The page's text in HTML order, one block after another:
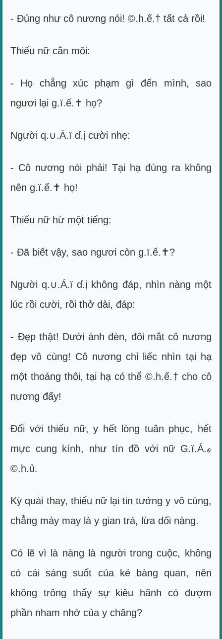
- Đúng như cô nương nói! ©.h.ế.† tất cả rồi!
Thiếu nữ cắn môi:
- Họ chẳng xúc phạm gì đến mình, sao
ngươi lại g.ï.ế.✝ họ?
Người q.∪.Á.ï ɗ.ị cười nhẹ:
- Cô nương nói phải! Tại hạ đúng ra không
nên g.ï.ế.✝ họ!
Thiếu nữ hừ một tiếng:
- Đã biết vậy, sao ngươi còn g.ï.ế.✝?
Người q.∪.Á.ï ɗ.ị không đáp, nhìn nàng một
lúc rồi cười, rồi thở dài, đáp:
- Đẹp thật! Dưới ánh đèn, đôi mắt cô nương
đẹp vô cùng! Cô nương chỉ liếc nhìn tại hạ
một thoáng thôi, tại hạ có thể ©.h.ế.† cho cô
nương đấy!
Đối với thiếu nữ, y hết lòng tuân phục, hết
mực cung kính, như tín đồ với nữ G.ï.Á.ℴ
©.h.ủ.
Kỳ quái thay, thiếu nữ lại tin tưởng y vô cùng,
chẳng mảy may là y gian trá, lừa dối nàng.
Có lẽ vì là nàng là người trong cuộc, không
có cái sáng suốt của kẻ bàng quan, nên
không trông thấy sự kiêu hãnh có đượm
phần nham nhở của y chăng?